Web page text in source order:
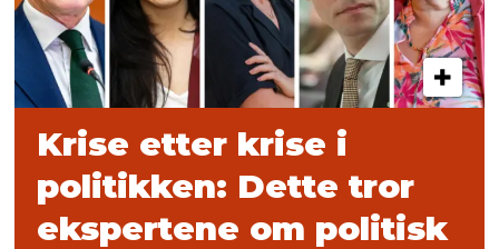
Krise etter krise i
politikken: Dette tror
ekspertene om politisk